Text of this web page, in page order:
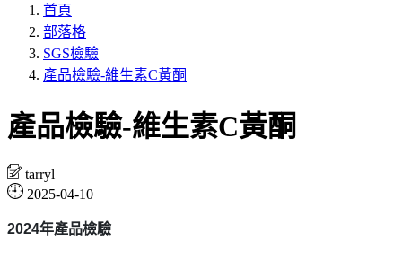
首頁
部落格
SGS檢驗
產品檢驗-維生素C黃酮
產品檢驗-維生素C黃酮
tarryl
2025-04-10
2024年產品檢驗